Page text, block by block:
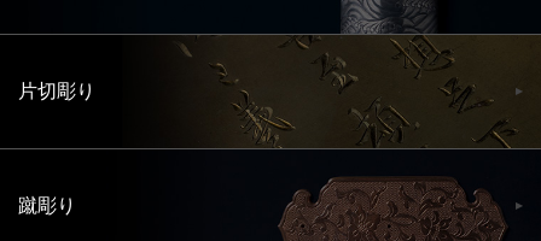
片切彫り
蹴彫り